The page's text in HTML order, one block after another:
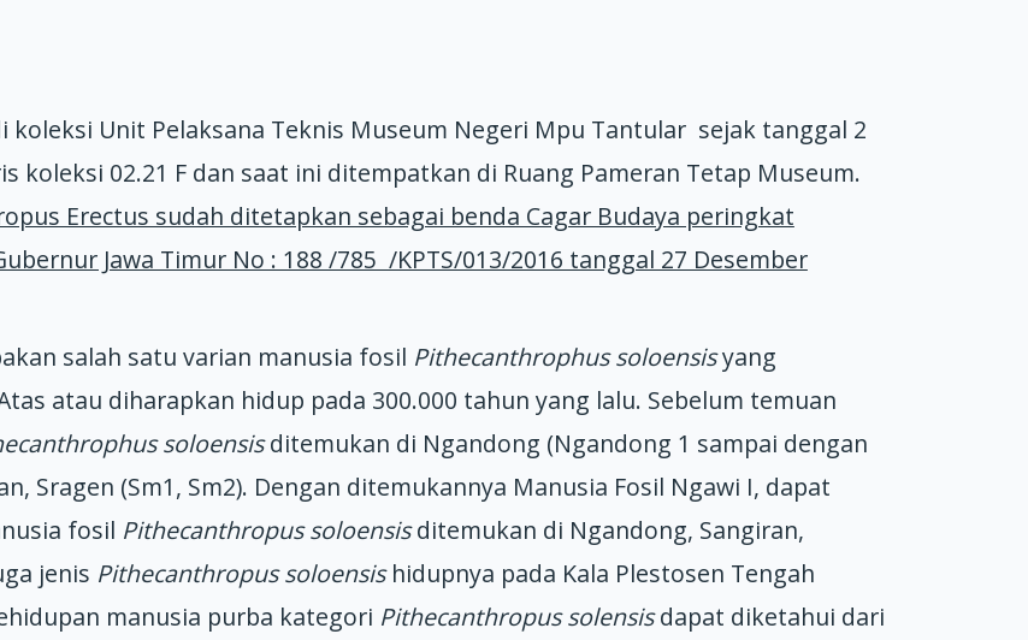
koleksi Unit Pelaksana Teknis Museum Negeri Mpu Tantular sejak tanggal 2
koleksi 02.21 F dan saat ini ditempatkan di Ruang Pameran Tetap Museum.
Erectus sudah ditetapkan sebagai benda Cagar Budaya peringkat
Jawa Timur No : 188 /785 /KPTS/013/2016 tanggal 27 Desember
salah satu varian manusia fosil Pithecanthrophus soloensisyang
atau diharapkan hidup pada 300.000 tahun yang lalu. Sebelum temuan
soloensisditemukan di Ngandong (Ngandong 1 sampai dengan
Sragen (Sm1, Sm2). Dengan ditemukannya Manusia Fosil Ngawi I, dapat
fosil Pithecanthropus soloensisditemukan di Ngandong, Sangiran,
jenis Pithecanthropus soloensishidupnya pada Kala Plestosen Tengah
manusia purba kategori Pithecanthropus solensisdapat diketahui dari